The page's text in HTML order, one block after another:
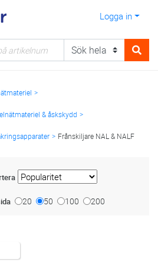
Logga in
& åskskydd
Frånskiljare NAL & NALF
20 50 100 200